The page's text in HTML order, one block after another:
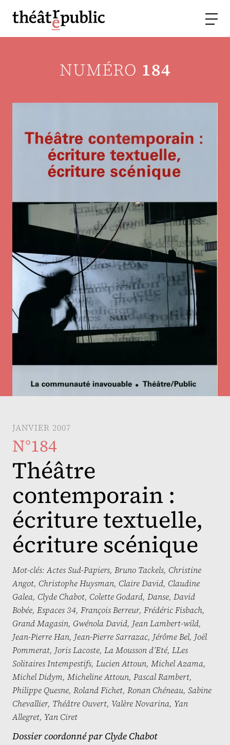
NUMÉRO 184
JANVIER 2007
N°184
Théâtre
contemporain :
écriture textuelle,
écriture scénique
Mot-clés:Actes Sud-Papiers, Bruno Tackels, Christine
Angot, Christophe Huysman, Claire David, Claudine
Galea, Clyde Chabot, Colette Godard, Danse, David
Bobée, Espaces 34, François Berreur, Frédéric Fisbach,
Grand Magasin, Gwénola David, Jean Lambert-wild,
Jean-Pierre Han, Jean-Pierre Sarrazac, Jérôme Bel, Joël
Pommerat, Joris Lacoste, La Mousson d’Eté, LLes
Solitaires Intempestifs, Lucien Attoun, Michel Azama,
Michel Didym, Micheline Attoun, Pascal Rambert,
Philippe Quesne, Roland Fichet, Ronan Chéneau, Sabine
Chevallier, Théâtre Ouvert, Valère Novarina, Yan
Allegret, Yan Ciret
Dossier coordonné par Clyde Chabot